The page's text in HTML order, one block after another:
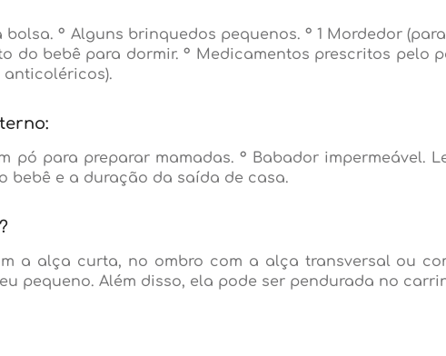
° Alguns brinquedos pequenos. ° 1 Mordedor
do bebê para dormir. ° Medicamentos prescritos pelo
para preparar mamadas. ° Babador impermeável.
bebê e a duração da saída de casa.
a alça curta, no ombro com a alça transversal ou
pequeno. Além disso, ela pode ser pendurada no